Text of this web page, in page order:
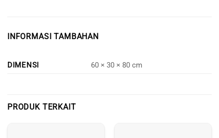
INFORMASI TAMBAHAN
DIMENSI 60 × 30 × 80 cm
PRODUK TERKAIT